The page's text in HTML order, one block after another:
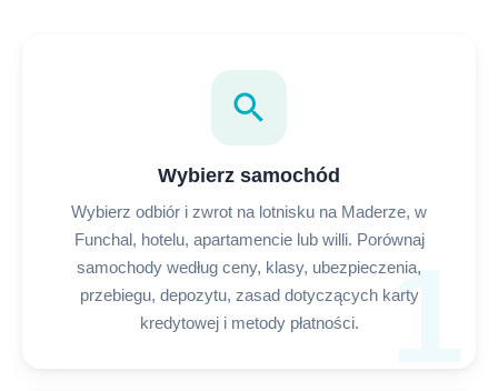
1
search
Wybierz samochód
Wybierz odbiór i zwrot na lotnisku na Maderze, w
Funchal, hotelu, apartamencie lub willi. Porównaj
samochody według ceny, klasy, ubezpieczenia,
przebiegu, depozytu, zasad dotyczących karty
kredytowej i metody płatności.